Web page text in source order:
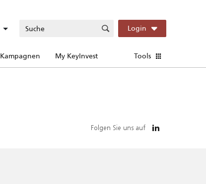
Login
Kampagnen My KeyInvest Tools
Folgen Sie uns auf